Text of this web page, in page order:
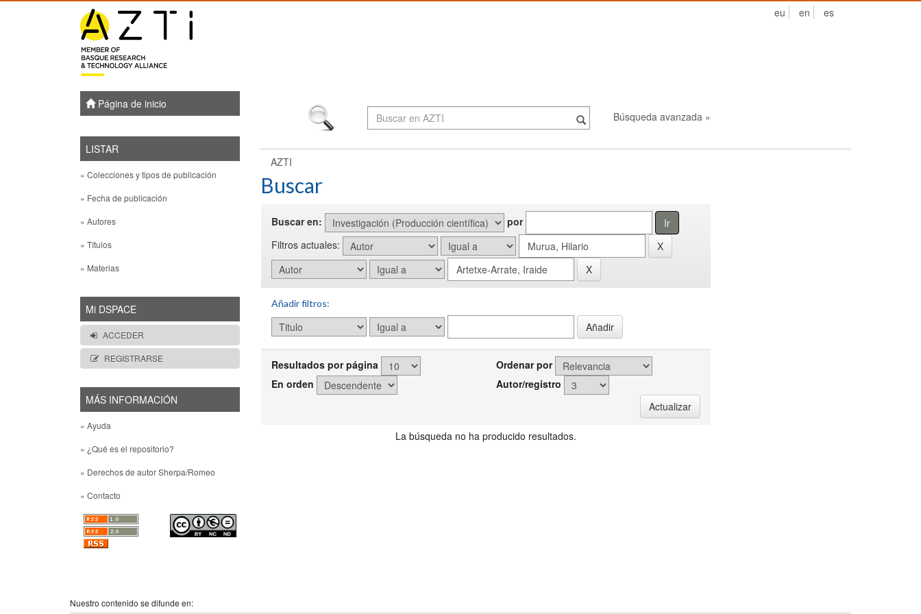
eu en es
Página de inicio
LISTAR
» Colecciones y tipos de publicación
» Fecha de publicación
» Autores
» Títulos
» Materias
Mi DSPACE
ACCEDER
REGISTRARSE
MÁS INFORMACIÓN
» Ayuda
» ¿Qué es el repositorio?
» Derechos de autor Sherpa/Romeo
» Contacto
Búsqueda avanzada »
AZTI
Buscar
Buscar en:
por
Filtros actuales:
Añadir filtros:
Resultados por página
Ordenar por
En orden
Autor/registro
La búsqueda no ha producido resultados.
Nuestro contenido se difunde en: